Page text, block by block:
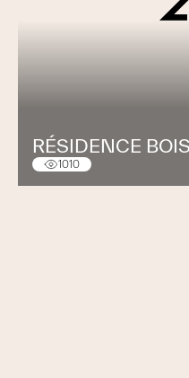
RÉSIDENCE
1010